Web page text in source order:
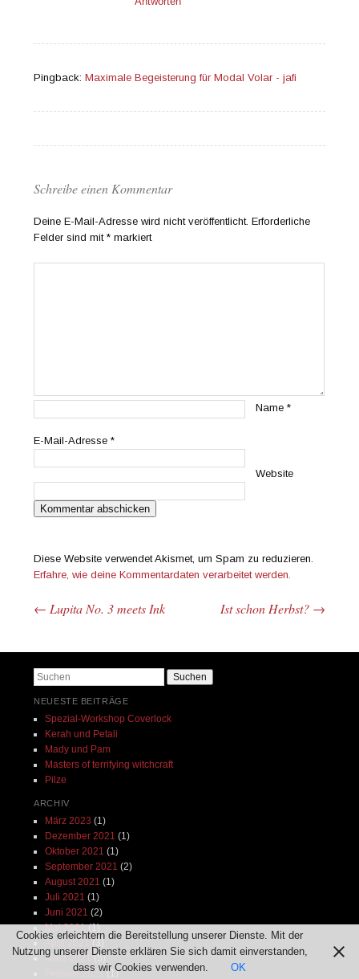
Pingback:Maximale Begeisterung für Modal Volar - jafi
Schreibe einen Kommentar
Deine E-Mail-Adresse wird nicht veröffentlicht. Erforderliche
Felder sind mit* markiert
Name*
E-Mail-Adresse*
Website
Diese Website verwendet Akismet, um Spam zu reduzieren.
Erfahre, wie deine Kommentardaten verarbeitet werden.
Beitrags-Navigation
← Lupita No. 3 meets Ink Ist schon Herbst? →
Suchen
NEUESTE BEITRÄGE
Spezial-Workshop Coverlock
Kerah und Petali
Mady und Pam
Masters of terrifying witchcraft
Pilze
ARCHIV
März 2023 (1)
Dezember 2021 (1)
Oktober 2021 (1)
September 2021 (2)
August 2021 (1)
Juli 2021 (1)
Juni 2021 (2)
Mai 2021(1)
April 2021(3)
März 2021 (5)
Februar 2021(1)
Cookies erleichtern die Bereitstellung unserer Dienste. Mit der
Nutzung unserer Dienste erklären Sie sich damit einverstanden,
dass wir Cookies verwenden.
OK